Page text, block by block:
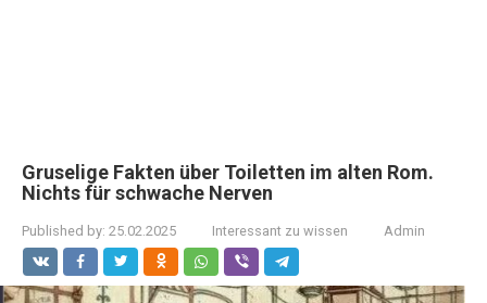
Gruselige Fakten über Toiletten im alten Rom.
Nichts für schwache Nerven
Published by: 25.02.2025 Interessant zu wissen Admin